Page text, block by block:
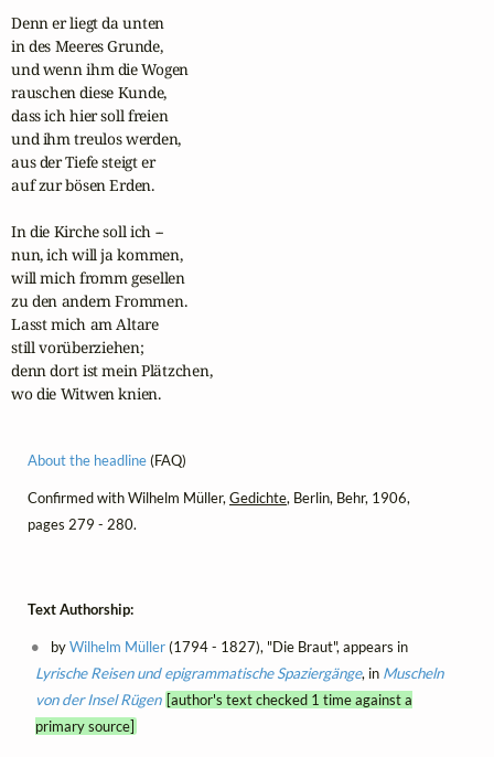
Denn er liegt da unten
in des Meeres Grunde,
und wenn ihm die Wogen
rauschen diese Kunde,
dass ich hier soll freien
und ihm treulos werden,
aus der Tiefe steigt er
auf zur bösen Erden.
In die Kirche soll ich --
nun, ich will ja kommen,
will mich fromm gesellen
zu den andern Frommen.
Lasst mich am Altare
still vorüberziehen;
denn dort ist mein Plätzchen,
wo die Witwen knien.
About the headline(FAQ)
Confirmed with Wilhelm Müller,Gedichte, Berlin, Behr, 1906,
pages 279 - 280.
Text Authorship:
byWilhelm Müller(1794 - 1827), "Die Braut", appears in
Lyrische Reisen und epigrammatische Spaziergänge, in Muscheln
von der Insel Rügen [author's text checked 1 time against a
primary source]